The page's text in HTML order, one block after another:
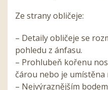
Ze strany obličeje:
– Detaily obličeje se
pohledu z ánfasu.
– Prohlubeň kořenu
čárou nebo je umístěna
– Nejvýraznějším